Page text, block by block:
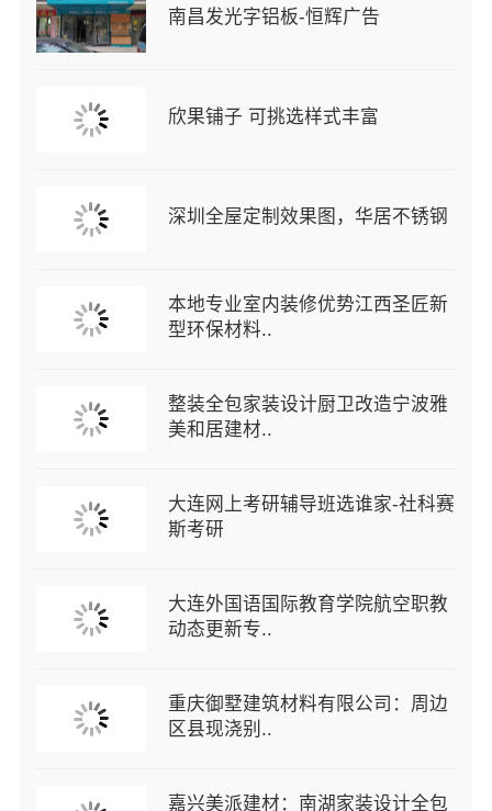
南昌发光字铝板-恒辉广告
欣果铺子 可挑选样式丰富
深圳全屋定制效果图，华居不锈钢
本地专业室内装修优势江西圣匠新
型环保材料..
整装全包家装设计厨卫改造宁波雅
美和居建材..
大连网上考研辅导班选谁家-社科赛
斯考研
大连外国语国际教育学院航空职教
动态更新专..
重庆御墅建筑材料有限公司：周边
区县现浇别..
嘉兴美派建材：南湖家装设计全包